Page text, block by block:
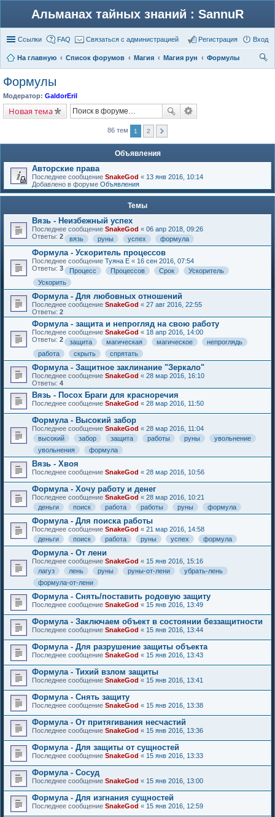
Альманах тайных знаний : SannuR
Ссылки FAQ Связаться с администрацией Вход
Регистрация
На главную Список форумов Магия Магия рун
Формулы
Формулы
Модератор: GaldorEril
Новая тема
86 тем 1 2
Объявления
Авторские права
Последнее сообщение SnakeGod « 13 янв 2016, 10:14
Добавлено в форуме Объявления
Темы
Вязь - Неизбежный успех
Последнее сообщение SnakeGod « 06 апр 2018, 09:26
Ответы: 2 вязь руны успех формула
Формула - Ускоритель процессов
Последнее сообщение Туяна Е « 16 сен 2016, 07:54
Ответы: 3 Процесс Процессов Срок
Ускоритель
Ускорить
Формула - Для любовных отношений
Последнее сообщение SnakeGod « 27 авг 2016, 22:55
Ответы: 2
Формула - защита и непрогляд на свою работу
Последнее сообщение SnakeGod « 18 апр 2016, 14:00
Ответы: 2 защита магическая магическое
непроглядь
работа
скрыть спрятать
Формула - Защитное заклинание "Зеркало"
Последнее сообщение SnakeGod « 28 мар 2016, 16:10
Ответы: 4
Вязь - Посох Браги для красноречия
Последнее сообщение SnakeGod « 28 мар 2016, 11:50
Формула - Высокий забор
Последнее сообщение SnakeGod « 28 мар 2016, 11:04
высокий
забор защита работы руны
увольнение
увольнения
формула
Вязь - Хвоя
Последнее сообщение SnakeGod « 28 мар 2016, 10:56
Формула - Хочу работу и денег
Последнее сообщение SnakeGod « 28 мар 2016, 10:21
деньги
поиск работа работы руны формула
Формула - Для поиска работы
Последнее сообщение SnakeGod « 21 мар 2016, 14:58
деньги
поиск работа руны успех формула
Формула - От лени
Последнее сообщение SnakeGod « 15 янв 2016, 15:16
лагуз
лень руны руны-от-лени
убрать-лень
формула-от-лени
Формула - Снять/поставить родовую защиту
Последнее сообщение SnakeGod « 15 янв 2016, 13:49
Формула - Заключаем объект в состоянии беззащитности
Последнее сообщение SnakeGod « 15 янв 2016, 13:44
Формула - Для разрушение защиты объекта
Последнее сообщение SnakeGod « 15 янв 2016, 13:43
Формула - Тихий взлом защиты
Последнее сообщение SnakeGod « 15 янв 2016, 13:41
Формула - Снять защиту
Последнее сообщение SnakeGod « 15 янв 2016, 13:38
Формула - От притягивания несчастий
Последнее сообщение SnakeGod « 15 янв 2016, 13:36
Формула - Для защиты от сущностей
Последнее сообщение SnakeGod « 15 янв 2016, 13:33
Формула - Сосуд
Последнее сообщение SnakeGod « 15 янв 2016, 13:00
Формула - Для изгнания сущностей
Последнее сообщение SnakeGod « 15 янв 2016, 12:59